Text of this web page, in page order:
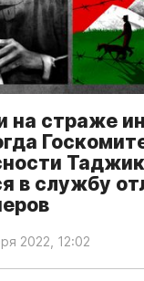
на страже
в службу
2022, 12:02